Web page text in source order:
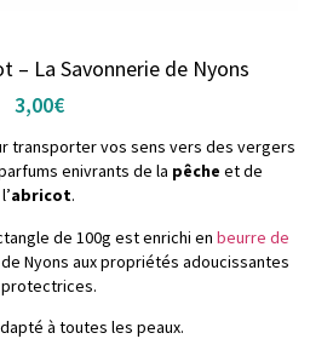
– La Savonnerie de Nyons
3,00€
transporter vos sens vers des vergers
enivrants de la pêche et de
l’abricot.
de 100g est enrichi en beurre de
Nyons aux propriétés adoucissantes
à toutes les peaux.